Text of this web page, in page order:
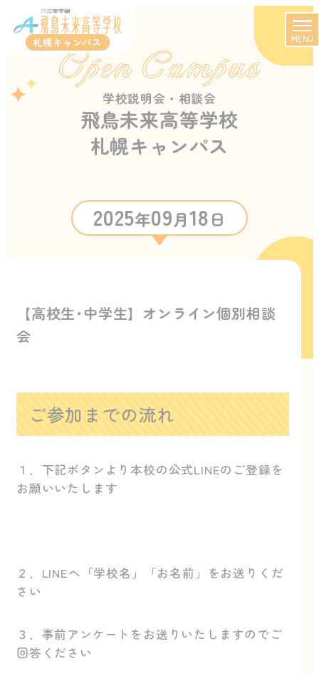
札幌キャンパス MENU
Open Campus
学校説明会・相談会
飛鳥未来高等学校
札幌キャンパス
2025年09月18日
【高校生･中学生】オンライン個別相談
会
ご参加までの流れ
１．下記ボタンより本校の公式LINEのご登録を
お願いいたします
２．LINEへ「学校名」「お名前」をお送りくだ
さい
３．事前アンケートをお送りいたしますのでご
回答ください